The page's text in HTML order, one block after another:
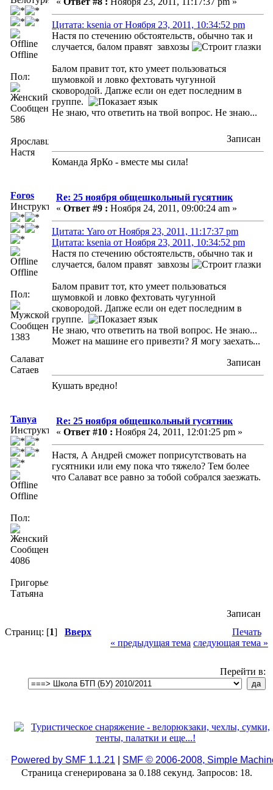
Offline
Пол:
Сообщений:
586
Ярославцева
Настя
Цитата: ksenia от Ноября 23, 2011, 10:34:52 pm
Настя по стечению обстоятельств, обычно так и
случается, балом правят завхозы
Балом правит тот, кто умеет пользоваться
шумовкой и ловко фехтовать чугунной
сковородой. Дапже если он едет последним в
группе.
Не знаю, что ответить на твой вопрос. Не знаю...
Записан
Команда ЯрКо - вместе мы сила!
Foros
Инструктор
Offline
Пол:
Сообщений:
1383
Салават
Сатаев
Re: 25 ноября общешкольный гусятник
« Ответ #9 : Ноября 24, 2011, 09:00:24 am »
Цитата: Yaro от Ноября 23, 2011, 11:17:37 pm
Цитата: ksenia от Ноября 23, 2011, 10:34:52 pm
Настя по стечению обстоятельств, обычно так и
случается, балом правят завхозы
Балом правит тот, кто умеет пользоваться
шумовкой и ловко фехтовать чугунной
сковородой. Дапже если он едет последним в
группе.
Не знаю, что ответить на твой вопрос. Не знаю...
Может на машине его привезти? Я могу заехать...
Записан
Кушать вредно!
Tanya
Инструктор
Offline
Пол:
Сообщений:
4086
Григорьева
Татьяна
Re: 25 ноября общешкольный гусятник
« Ответ #10 : Ноября 24, 2011, 12:01:25 pm »
Настя, А Андрей сможет поприсутствовать на
гусятники или ему пока что тяжело? Тем более
что Салават все равно за тобой собрался заезжать.
Записан
Страниц: [1] Вверх
Печать
« предыдущая тема следующая тема »
Перейти в:
Powered by SMF 1.1.21
SMF © 2006-2008, Simple
Страница сгенерирована за 0.188 секунд. Запросов: 18.